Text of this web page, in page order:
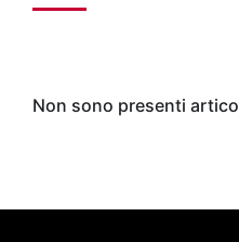
Non sono presenti